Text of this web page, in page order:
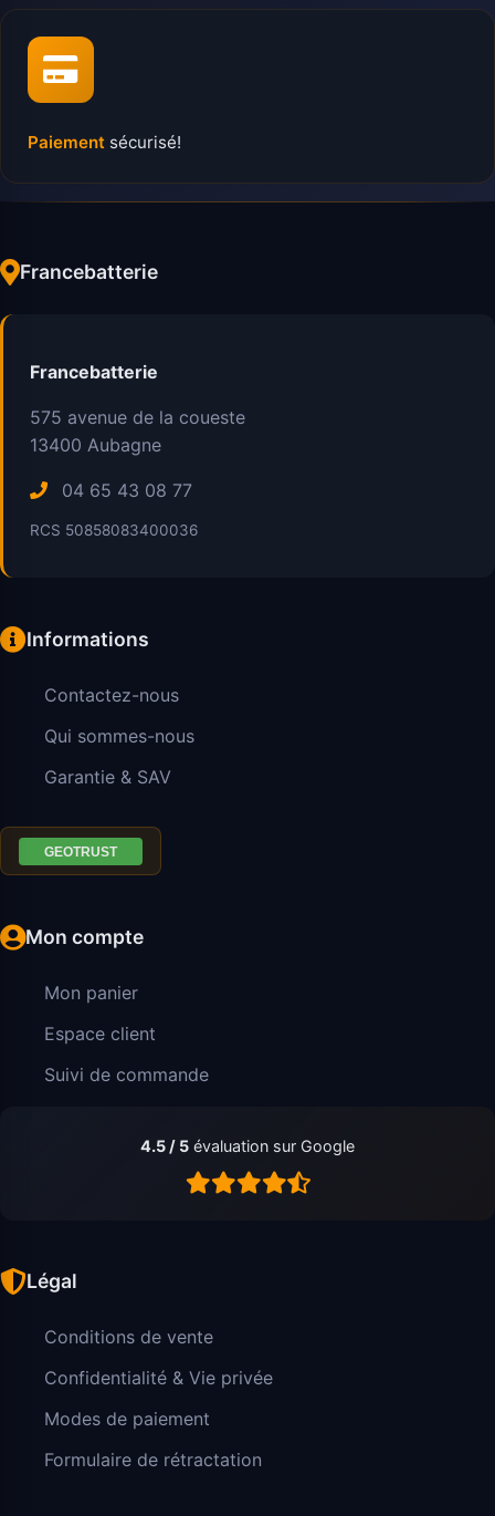
Paiement sécurisé!
Francebatterie
Francebatterie
575 avenue de la coueste
13400 Aubagne
04 65 43 08 77
RCS 50858083400036
Informations
Contactez-nous
Qui sommes-nous
Garantie & SAV
Mon compte
Mon panier
Espace client
Suivi de commande
4.5 / 5 évaluation sur Google
Légal
Conditions de vente
Confidentialité & Vie privée
Modes de paiement
Formulaire de rétractation